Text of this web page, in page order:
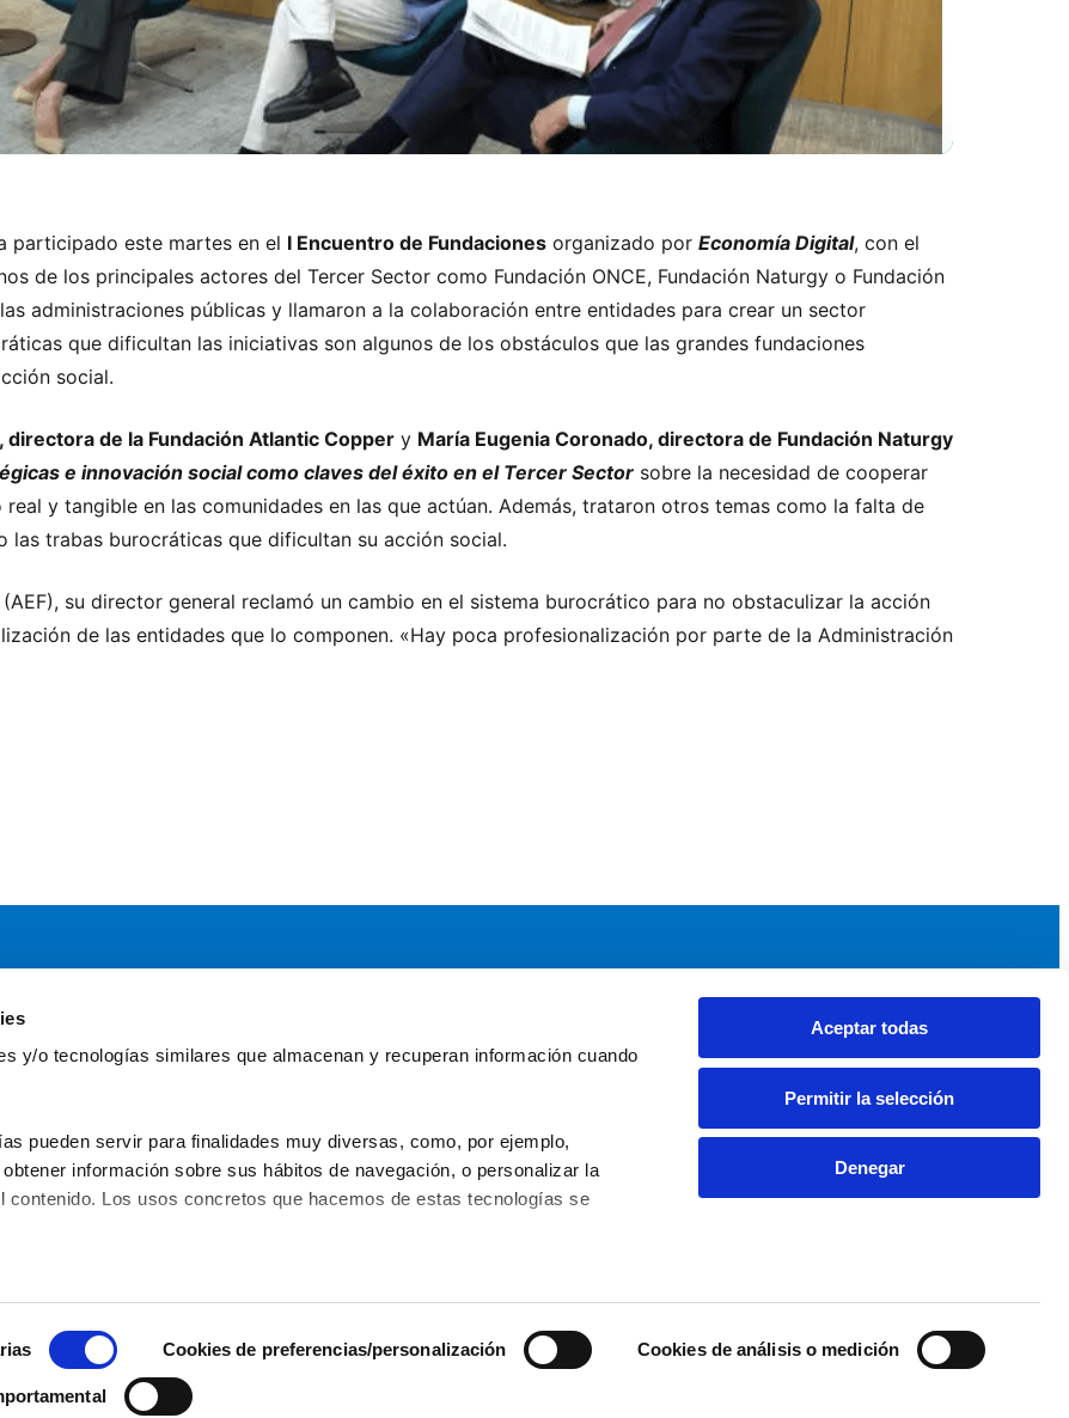
y/o tecnologías similares que almacenan y recuperan información cuando
pueden servir para finalidades muy diversas, como, por ejemplo,
información sobre sus hábitos de navegación, o personalizar la
contenido. Los usos concretos que hacemos de estas tecnologías se
Cookies de preferencias/personalización Cookies de análisis o medición
Aceptar todas
Permitir la selección
Denegar
participado este martes en el I Encuentro de Fundaciones organizado por Economía Digital, con el
de los principales actores del Tercer Sector como Fundación ONCE, Fundación Naturgy o Fundación
administraciones públicas y llamaron a la colaboración entre entidades para crear un sector
que dificultan las iniciativas son algunos de los obstáculos que las grandes fundaciones
social.
directora de la Fundación Atlantic Copper y María Eugenia Coronado, directora de Fundación Naturgy
e innovación social como claves del éxito en el Tercer Sector sobre la necesidad de cooperar
y tangible en las comunidades en las que actúan. Además, trataron otros temas como la falta de
trabas burocráticas que dificultan su acción social.
su director general reclamó un cambio en el sistema burocrático para no obstaculizar la acción
de las entidades que lo componen. «Hay poca profesionalización por parte de la Administración
Convocatoria de Fundaciones
Fundaciones por el Clima
Noticias y Eventos
Eventos
Sala de prensa
Política de privacidadAviso legalPolítica de cookiesAccesibilidad Web
© 2026 Asociación Española de Fundaciones